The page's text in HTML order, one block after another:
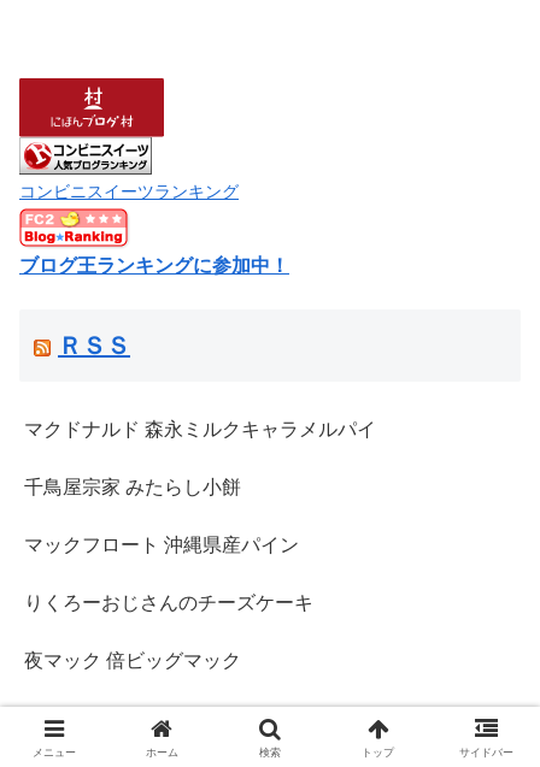
コンビニスイーツランキング
ブログ王ランキングに参加中！
ＲＳＳ
マクドナルド 森永ミルクキャラメルパイ
千鳥屋宗家 みたらし小餅
マックフロート 沖縄県産パイン
りくろーおじさんのチーズケーキ
夜マック 倍ビッグマック
スポンサーリンク
メニュー ホーム 検索 トップ サイドバー